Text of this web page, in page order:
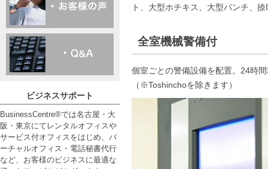
ト、大型ホチキス、大型パンチ、
全室機械警備付
個室ごとの警備設備を配置。24時
（※Toshinchoを除きます）
ビジネスサポート
BusinessCentre®では名古屋・大
阪・東京にてレンタルオフィスや
サービス付オフィスをはじめ、バ
ーチャルオフィス・電話秘書代行
など、お客様のビジネスに最適な